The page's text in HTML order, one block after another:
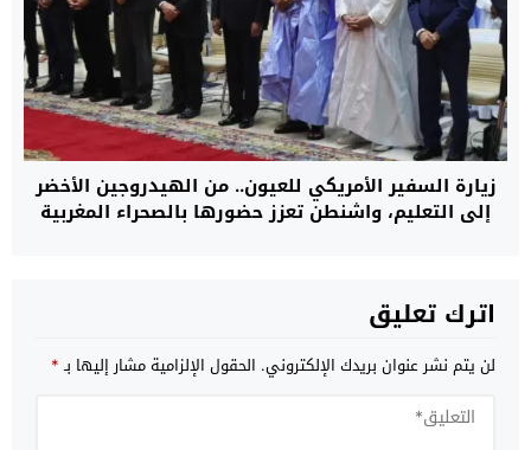
زيارة السفير الأمريكي للعيون.. من الهيدروجين الأخضر
إلى التعليم، واشنطن تعزز حضورها بالصحراء المغربية
اترك تعليق
لن يتم نشر عنوان بريدك الإلكتروني. الحقول الإلزامية مشار إليها بـ*